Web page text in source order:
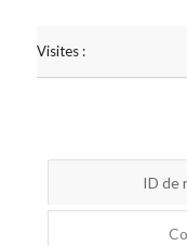
Visites :
ID de